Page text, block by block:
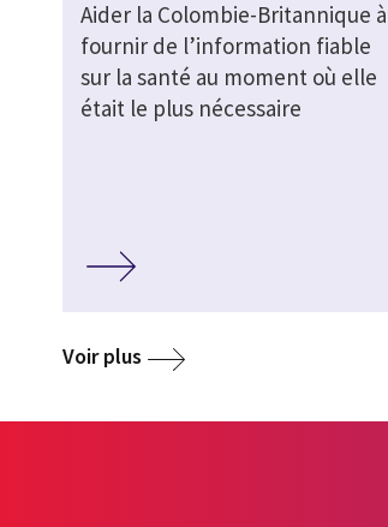
Aider la Colombie-Britannique à
fournir de l’information fiable
sur la santé au moment où elle
était le plus nécessaire
Voir plus